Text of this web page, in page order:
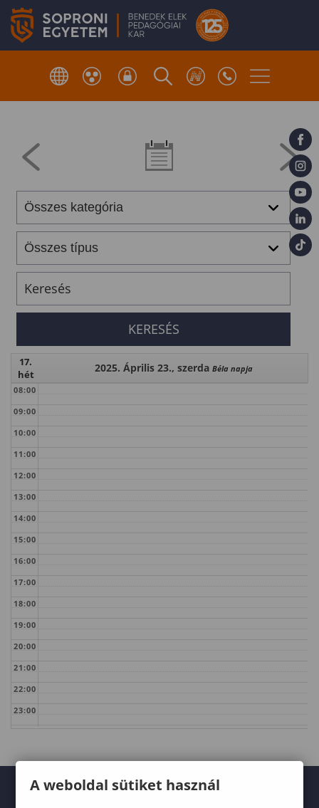
17.
hét
2025. Április 23., szerda Béla napja
08:00
09:00
10:00
11:00
12:00
13:00
14:00
15:00
16:00
17:00
18:00
19:00
20:00
21:00
22:00
23:00
A weboldal sütiket használ